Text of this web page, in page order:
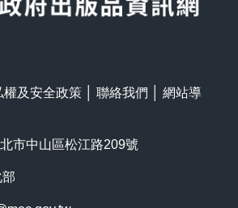
權及安全政策 聯絡我們
網站導
市中山區松江路209號